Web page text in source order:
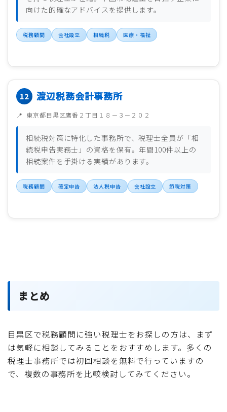
向けた的確なアドバイスを提供します。
税務顧問 会社設立 相続税 医療・福祉
渡辺税務会計事務所
東京都目黒区鷹番２丁目１８－３－２０２
相続税対策に特化した事務所で、税理士全員が「相
続税申告実務士」の資格を保有。年間100件以上の
相続案件を手掛ける実績があります。
税務顧問 確定申告 法人税申告 会社設立 節税対策
まとめ
目黒区で税務顧問に強い税理士をお探しの方は、まず
は気軽に相談してみることをおすすめします。多くの
税理士事務所では初回相談を無料で行っていますの
で、複数の事務所を比較検討してみてください。